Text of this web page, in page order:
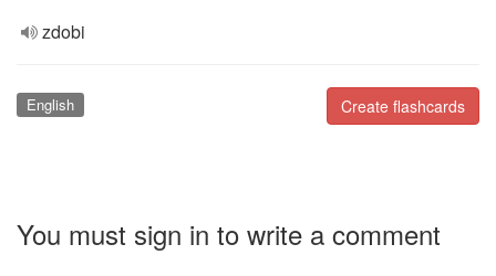
zdobi
Create flashcards
English
You must sign in to write a comment